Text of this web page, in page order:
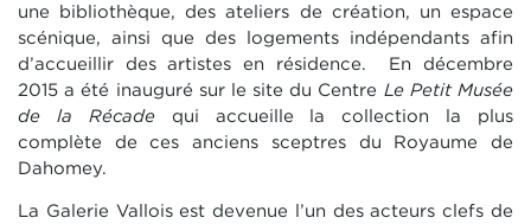
une bibliothèque, des ateliers de création, un espace
scénique, ainsi que des logements indépendants afin
d’accueillir des artistes en résidence. En décembre
2015 a été inauguré sur le site du Centre Le Petit Musée
de la Récadequi accueille la collection la plus
complète de ces anciens sceptres du Royaume de
Dahomey.
La Galerie Vallois est devenue l’un des acteurs clefs de